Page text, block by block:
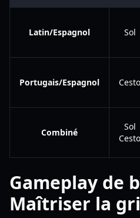
Latin/Espagnol Sol
Portugais/Espagnol Cesto
Combiné
Sol
Cesto
Gameplay de
Maîtriser la